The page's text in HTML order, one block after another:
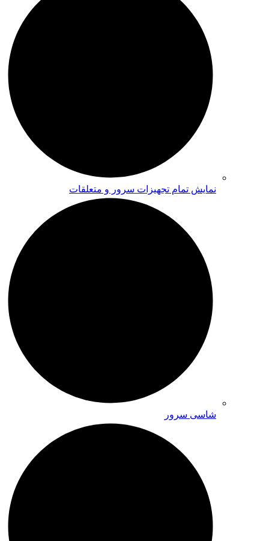
نمایش تمام تجهیزات سرور و متعلقات
شاسی سرور